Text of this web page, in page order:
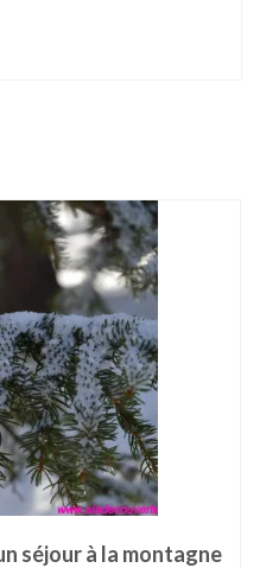
séjour à la montagne